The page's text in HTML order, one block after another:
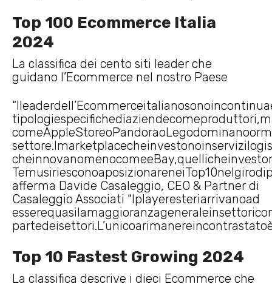
Top 100 Ecommerce Italia
2024
La classifica dei cento siti leader che
guidano l’Ecommerce nel nostro Paese
afferma Davide Casaleggio, CEO & Partner di
Casaleggio Associati “Iplayeresteriarrivanoad
Top 10 Fastest Growing 2024
La classifica descrive i dieci Ecommerce che